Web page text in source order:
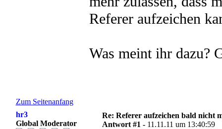
Referer aufzeichen
Was meint ihr dazu?
Zum Seitenanfang
hr3
Global Moderator
Re: Referer aufzeichen bald nicht
Antwort #1 - 11.11.11 um 13:40:59